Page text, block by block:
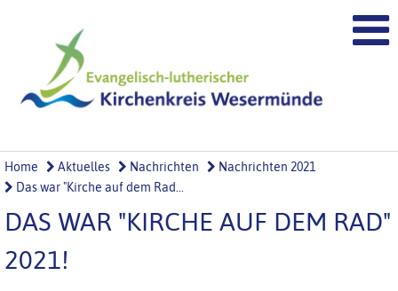
Home Aktuelles Nachrichten
Nachrichten 2021
Das war "Kirche auf dem Rad...
DAS WAR "KIRCHE AUF DEM RAD"
2021!